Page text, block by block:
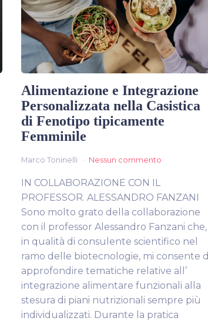
Alimentazione e Integrazione
Personalizzata nella Casistica
di Fenotipo tipicamente
Femminile
Marco Toninelli Nessun commento
IN COLLABORAZIONE CON IL
PROFESSOR. ALESSANDRO FANZANI
Sono molto grato della collaborazione
con il professor Alessandro Fanzani che,
in qualità di consulente scientifico nel
ramo delle biotecnologie, mi consente
approfondire tematiche relative all’
integrazione alimentare funzionali alla
stesura di piani nutrizionali sempre più
individualizzati. Durante la pratica